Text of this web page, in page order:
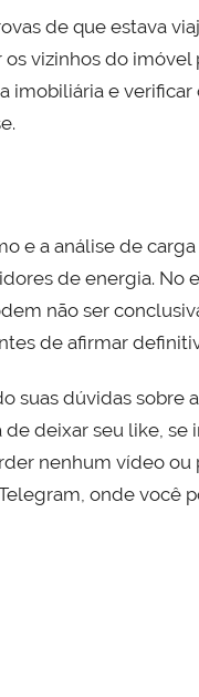
de que estava
os vizinhos do
imobiliária e
e a análise de
de energia. No
não ser
de afirmar
suas dúvidas sobre
deixar seu like,
nenhum vídeo
onde você